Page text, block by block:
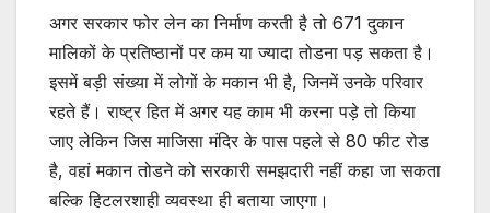
अगर सरकार फोर लेन का निर्माण करती है तो 671 दुकान
मालिकों के प्रतिष्ठानों पर कम या ज्यादा तोडना पड़ सकता है।
इसमें बड़ी संख्या में लोगों के मकान भी है, जिनमें उनके परिवार
रहते हैं। राष्ट्र हित में अगर यह काम भी करना पड़े तो किया
जाए लेकिन जिस माजिसा मंदिर के पास पहले से 80 फीट रोड
है, वहां मकान तोडने को सरकारी समझदारी नहीं कहा जा सकता
बल्कि हिटलरशाही व्यवस्था ही बताया जाएगा।